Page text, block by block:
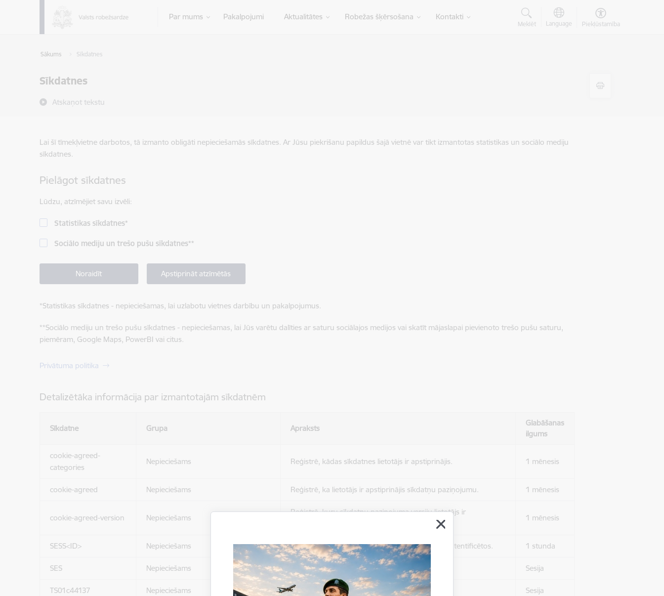
Par mums Pakalpojumi Aktualitātes Robežas šķērsošana Kontakti
Meklēt Language Piekļūstamība
Sākums Sīkdatnes
Sīkdatnes
Atskaņot tekstu
Lai šī tīmekļvietne darbotos, tā izmanto obligāti nepieciešamās sīkdatnes. Ar Jūsu piekrišanu papildus šajā vietnē var tikt izmantotas statistikas un sociālo mediju
sīkdatnes.
Pielāgot sīkdatnes
Lūdzu, atzīmējiet savu izvēli:
Statistikas sīkdatnes*
Sociālo mediju un trešo pušu sīkdatnes**
Noraidīt Apstiprināt atzīmētās
*Statistikas sīkdatnes - nepieciešamas, lai uzlabotu vietnes darbību un pakalpojumus.
**Sociālo mediju un trešo pušu sīkdatnes - nepieciešamas, lai Jūs varētu dalīties ar saturu sociālajos medijos vai skatīt mājaslapai pievienoto trešo pušu saturu,
piemēram, Google Maps, PowerBI vai citus.
Privātuma politika
Detalizētāka informācija par izmantotajām sīkdatnēm
Sīkdatne Grupa Apraksts
Glabāšanas
ilgums
cookie-agreed-
categories
Nepieciešams Reģistrē, kādas sīkdatnes lietotājs ir apstiprinājis. 1 mēnesis
cookie-agreed Nepieciešams Reģistrē, ka lietotājs ir apstiprinājis sīkdatņu paziņojumu. 1 mēnesis
cookie-agreed-version Nepieciešams
Reģistrē, kuru sīkdatņu paziņojuma versiju lietotājs ir
1 mēnesis
SESS<ID> Nepieciešams Nepieciešams tikai satura administratoriem, lai autentificētos. 1 stunda
SES Nepieciešams Sesijas uzturēšana no slodzes dalīšanas viedokļa. Sesija
TS01c44137 Nepieciešams Drošības politikas sesija. Sesija